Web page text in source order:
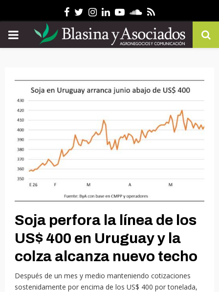
Facebook
Twitter
Instagram
Linkedin
YoutubeSoundcloud
Rss
PRIMARY
Soja perfora la línea de los
US$ 400 en Uruguay y la
colza alcanza nuevo techo
Después de un mes y medio manteniendo cotizaciones
sostenidamente por encima de los US$ 400 por tonelada,